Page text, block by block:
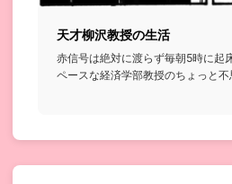
天才柳沢教授の生活
赤信号は絶対に渡らず毎朝5時に起
ペースな経済学部教授のちょっと